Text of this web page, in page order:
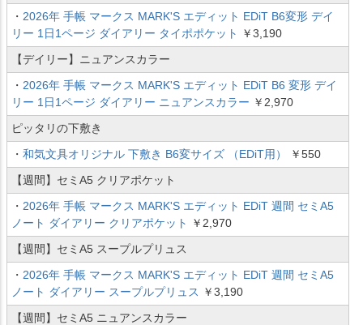
・ 2026年 手帳 マークス MARK'S エディット EDiT B6変形 デイ
リー 1日1ページ ダイアリー タイポポケット
￥3,190
【デイリー】ニュアンスカラー
・ 2026年 手帳 マークス MARK'S エディット EDiT B6 変形 デイ
リー 1日1ページ ダイアリー ニュアンスカラー ￥2,970
ピッタリの下敷き
・ 和気文具オリジナル 下敷き B6変サイズ （EDiT用）
￥550
【週間】セミA5 クリアポケット
・ 2026年 手帳 マークス MARK'S エディット EDiT 週間 セミA5
ノート ダイアリー クリアポケット
￥2,970
【週間】セミA5 スープルプリュス
・ 2026年 手帳 マークス MARK'S エディット EDiT 週間 セミA5
ノート ダイアリー スープルプリュス ￥3,190
【週間】セミA5 ニュアンスカラー